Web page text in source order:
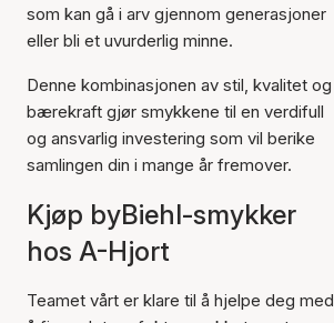
som kan gå i arv gjennom generasjoner
eller bli et uvurderlig minne.
Denne kombinasjonen av stil, kvalitet og
bærekraft gjør smykkene til en verdifull
og ansvarlig investering som vil berike
samlingen din i mange år fremover.
Kjøp byBiehl-smykker
hos A-Hjort
Teamet vårt er klare til å hjelpe deg med